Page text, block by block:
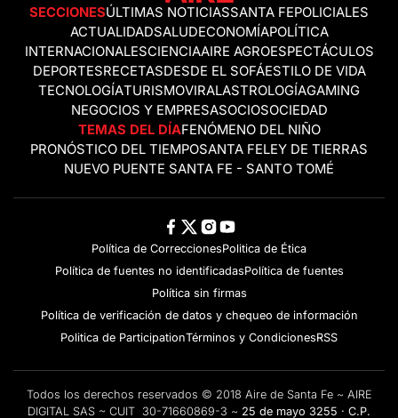
SECCIONESÚLTIMAS NOTICIASSANTA FEPOLICIALES
ACTUALIDADSALUDECONOMÍAPOLÍTICA
INTERNACIONALESCIENCIAAIRE AGROESPECTÁCULOS
DEPORTESRECETASDESDE EL SOFÁESTILO DE VIDA
TECNOLOGÍATURISMOVIRALASTROLOGÍAGAMING
NEGOCIOS Y EMPRESASOCIOSOCIEDAD
TEMAS DEL DÍAFENÓMENO DEL NIÑO
PRONÓSTICO DEL TIEMPOSANTA FELEY DE TIERRAS
NUEVO PUENTE SANTA FE - SANTO TOMÉ
Política de CorreccionesPolitica de Ética
Política de fuentes no identificadasPolítica de fuentes
Política sin firmas
Política de verificación de datos y chequeo de información
Politica de ParticipationTérminos y CondicionesRSS
Todos los derechos reservados © 2018 Aire de Santa Fe ~ AIRE
DIGITAL SAS ~ CUIT 30-71660869-3 ~ 25 de mayo 3255 · C.P.